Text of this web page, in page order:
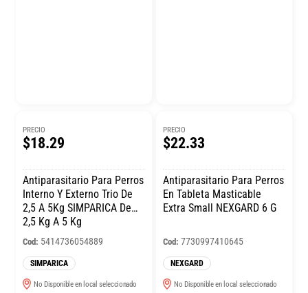
PRECIO
$18.29
Antiparasitario Para Perros
Interno Y Externo Trio De
2,5 A 5Kg SIMPARICA De
2,5 Kg A 5 Kg
Cod: 5414736054889
SIMPARICA
No Disponible en local seleccionado
PRECIO
$22.33
Antiparasitario Para Perros
En Tableta Masticable
Extra Small NEXGARD 6 G
Cod: 7730997410645
NEXGARD
No Disponible en local seleccionado